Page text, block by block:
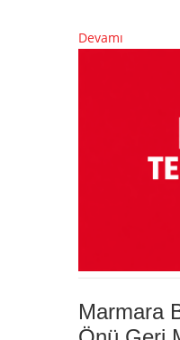
Devamı
Marmara